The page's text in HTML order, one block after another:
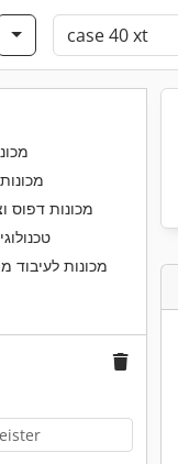
מכונות דפוס
מכונות לעיבוד